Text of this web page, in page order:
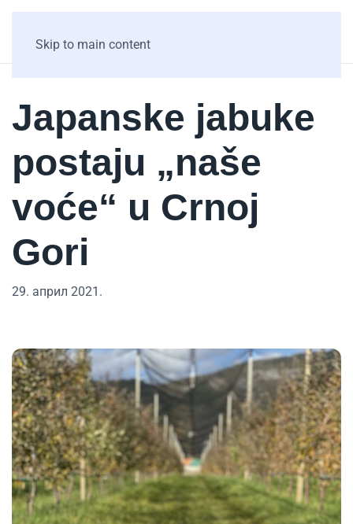
Skip to main content
Japanske jabuke
postaju „naše
voće“ u Crnoj
Gori
29. април 2021.